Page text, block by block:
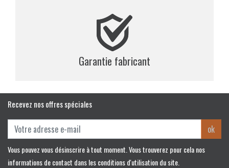
Garantie fabricant
Recevez nos offres spéciales
ok
Vous pouvez vous désinscrire à tout moment. Vous trouverez pour cela nos
informations de contact dans les conditions d'utilisation du site.